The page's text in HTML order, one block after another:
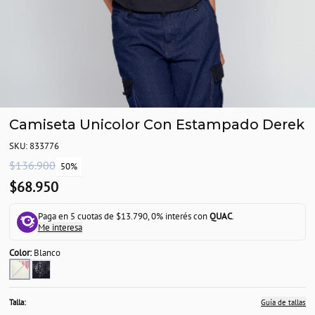
Camiseta Unicolor Con Estampado Derek
SKU: 833776
$136.900 50%
$68.950
Paga en 5 cuotas de $13.790, 0% interés conQUAC.
Me interesa
Color:Blanco
Talla: Guía de tallas